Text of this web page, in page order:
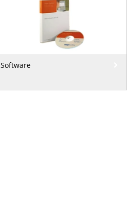
Software